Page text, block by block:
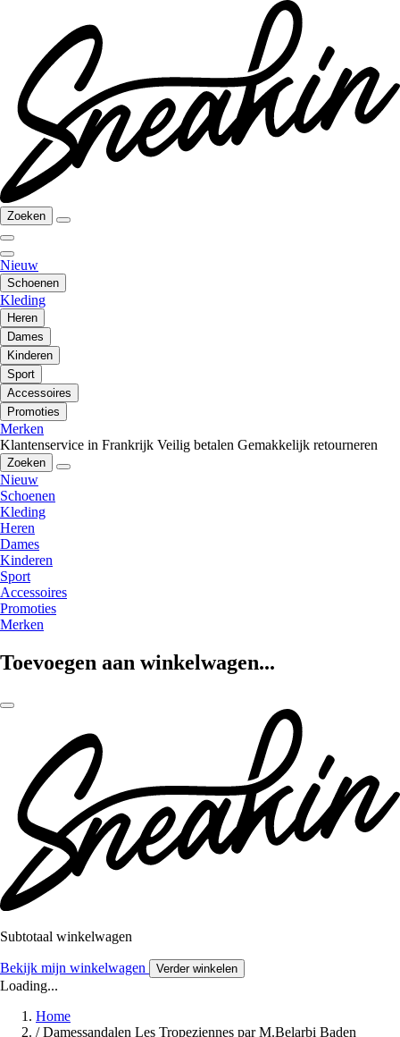
Zoeken
Nieuw
Schoenen
Kleding
Heren
Dames
Kinderen
Sport
Accessoires
Promoties
Merken
Klantenservice in Frankrijk Veilig betalen Gemakkelijk retourneren
Zoeken
Nieuw
Schoenen
Kleding
Heren
Dames
Kinderen
Sport
Accessoires
Promoties
Merken
Toevoegen aan winkelwagen...
Subtotaal winkelwagen
Bekijk mijn winkelwagen Verder winkelen
Loading...
Home
/ Damessandalen Les Tropeziennes par M.Belarbi Baden